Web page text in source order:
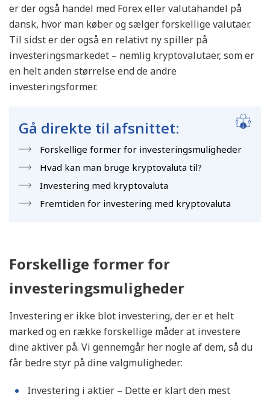
er der også handel med Forex eller valutahandel på
dansk, hvor man køber og sælger forskellige valutaer.
Til sidst er der også en relativt ny spiller på
investeringsmarkedet – nemlig kryptovalutaer, som er
en helt anden størrelse end de andre
investeringsformer.
Gå direkte til afsnittet:
Forskellige former for investeringsmuligheder
Hvad kan man bruge kryptovaluta til?
Investering med kryptovaluta
Fremtiden for investering med kryptovaluta
Forskellige former for
investeringsmuligheder
Investering er ikke blot investering, der er et helt
marked og en række forskellige måder at investere
dine aktiver på. Vi gennemgår her nogle af dem, så du
får bedre styr på dine valgmuligheder:
Investering i aktier – Dette er klart den mest